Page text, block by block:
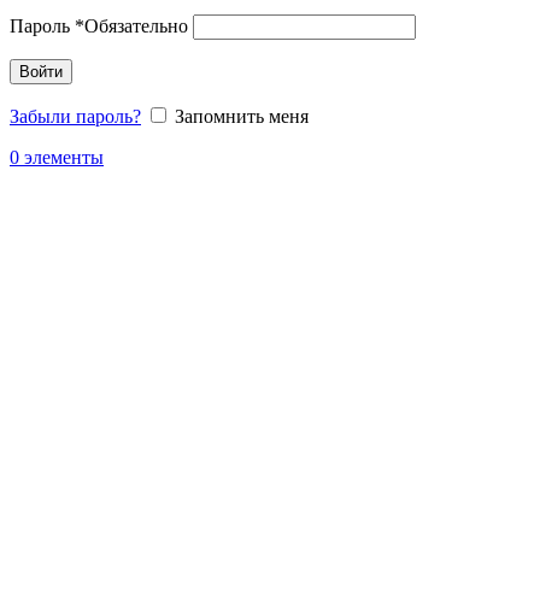
Пароль *Обязательно
Войти
Забыли пароль?
Запомнить меня
0 элементы